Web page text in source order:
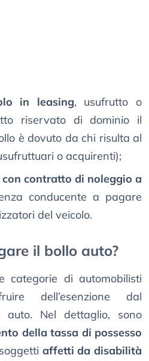
in leasing, usufrutto o
riservato di dominio il
è dovuto da chi risulta al
o acquirenti);
contratto di noleggio a
conducente a pagare
del veicolo.
il bollo auto?
categorie di automobilisti
dell’esenzione dal
auto. Nel dettaglio, sono
della tassa di possesso
affetti da disabilità